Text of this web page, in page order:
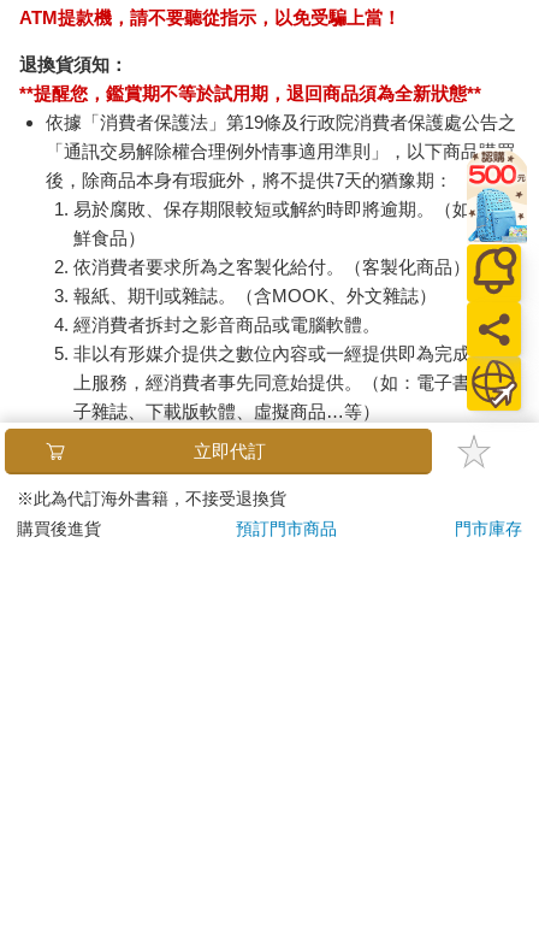
ATM提款機，請不要聽從指示，以免受騙上當！
退換貨須知：
**提醒您，鑑賞期不等於試用期，退回商品須為全新狀態**
依據「消費者保護法」第19條及行政院消費者保護處公告之
「通訊交易解除權合理例外情事適用準則」，以下商品購買
後，除商品本身有瑕疵外，將不提供7天的猶豫期：
易於腐敗、保存期限較短或解約時即將逾期。（如：生
鮮食品）
依消費者要求所為之客製化給付。（客製化商品）
報紙、期刊或雜誌。（含MOOK、外文雜誌）
經消費者拆封之影音商品或電腦軟體。
非以有形媒介提供之數位內容或一經提供即為完成之線
上服務，經消費者事先同意始提供。（如：電子書、電
子雜誌、下載版軟體、虛擬商品…等）
已拆封之個人衛生用品。（如：內衣褲、刮鬍刀、除毛
若非上列種類商品，均享有到貨7天的猶豫期（含例假
日）。
立即代訂
※此為代訂海外書籍，不接受退換貨
購買後進貨
預訂門市商品 門市庫存